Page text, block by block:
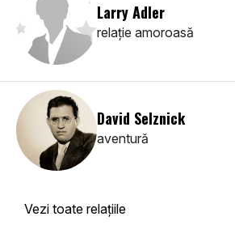
Larry Adler
relaţie amoroasă
David Selznick
aventură
Vezi toate relaţiile